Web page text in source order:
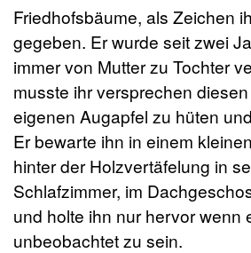
Friedhofsbäume, als Zeichen
gegeben. Er wurde seit zwei
immer von Mutter zu Tochter
musste ihr versprechen
eigenen Augapfel zu hüten
Er bewarte ihn in einem
hinter der Holzvertäfelung in
Schlafzimmer, im
und holte ihn nur hervor wenn
unbeobachtet zu sein.